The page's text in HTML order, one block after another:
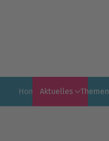
Home Aktuelles Themen